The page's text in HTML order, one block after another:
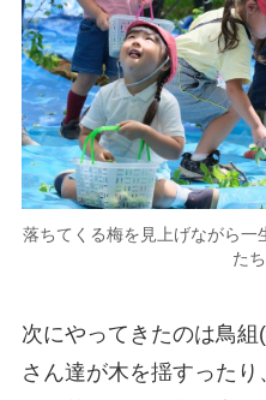
落ちてくる梅を見上げながら一
たち
次にやってきたのは鳥
さん達が木を揺すった